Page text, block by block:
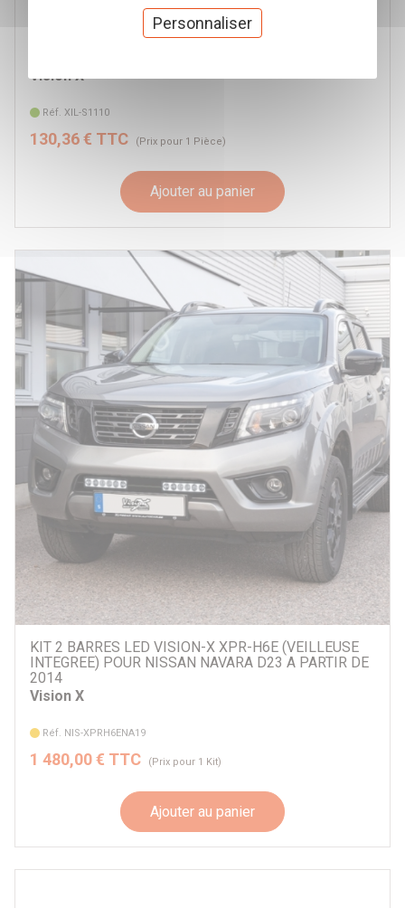
PHARE LED SOLSTICE SOLO NOIR 2 POUCES 10W
Vision X
Réf. XIL-S1110
130,36 € TTC (Prix pour 1 Pièce)
Ajouter au panier
KIT 2 BARRES LED VISION-X XPR-H6E (VEILLEUSE
INTEGREE) POUR NISSAN NAVARA D23 A PARTIR DE
2014
Vision X
Réf. NIS-XPRH6ENA19
1 480,00 € TTC (Prix pour 1 Kit)
Ajouter au panier
Personnaliser